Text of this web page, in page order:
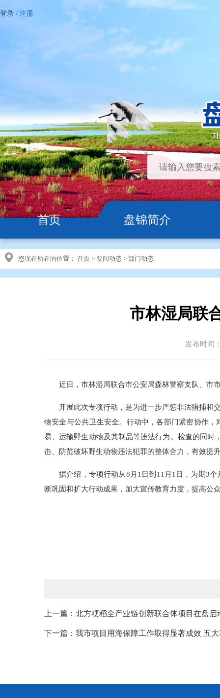
登录 / 注册
首页 盘锦简介
您现在所在的位置： 首页 > 要闻动态 > 部门动态
市林湿局联
发布时间
近日，市林湿局联合市公安局森林警察支队、市
开展此次专项行动，是为进一步严惩非法猎捕和
物安全与公共卫生安全。行动中，各部门紧密协作
易、运输野生动物及其制品等违法行为。检查的同时
击、防范破坏野生动物违法犯罪的整体合力，有效提
据介绍，专项行动从8月1日到11月1日，为期3
断巩固和扩大行动成果，加大宣传教育力度，提高公
上一篇：北方粳稻全产业链创新联合体项目在盘启
下一篇：我市项目用海保障工作取得显著成效 五